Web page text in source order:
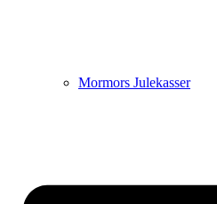
Mormors Julekasser